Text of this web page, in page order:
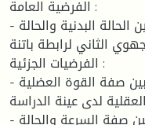
الفرضية العامة :
- توجد علاقة ارتباطيه دالة إحصائيا بين الحالة البدنية والحالة
الثاني لرابطة باتنة.
الفرضيات الجزئية :
- توجد علاقة ارتباطيه دالة إحصائيا بين صفة القوة العضلية
لدى عينة الدراسة.
- توجد علاقة ارتباطيه دالة إحصائيا بين صفة السرعة والحالة